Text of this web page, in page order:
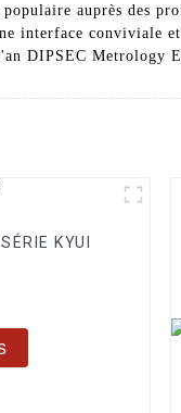
auprès des
conviviale et
DIPSEC Metrology
KYUI